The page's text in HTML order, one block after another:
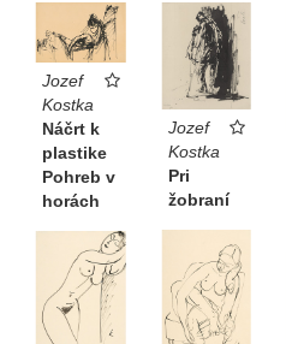
Jozef
Kostka
Náčrt k
plastike
Pohreb v
horách
Jozef
Kostka
Pri
žobraní